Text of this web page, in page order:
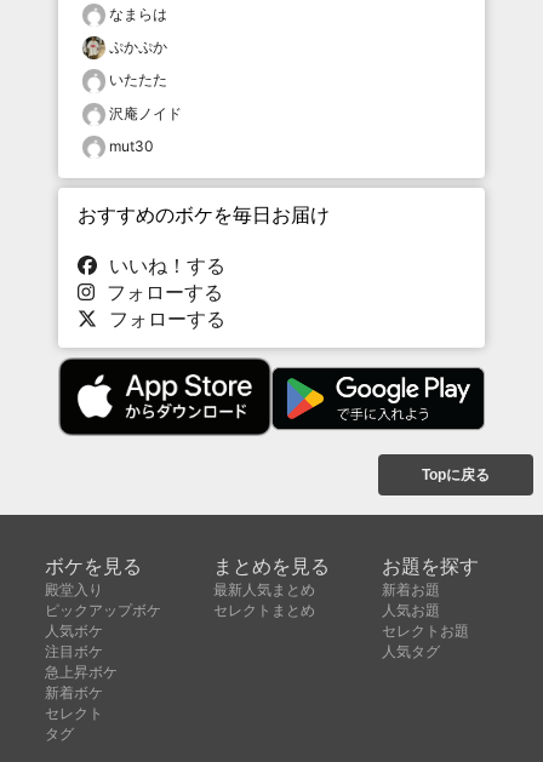
なまらは
ぷかぷか
いたたた
沢庵ノイド
mut30
おすすめのボケを毎日お届け
いいね！する
フォローする
フォローする
Topに戻る
ボケを見る
殿堂入り
ピックアップボケ
人気ボケ
注目ボケ
急上昇ボケ
新着ボケ
セレクト
タグ
まとめを見る
最新人気まとめ
セレクトまとめ
お題を探す
新着お題
人気お題
セレクトお題
人気タグ